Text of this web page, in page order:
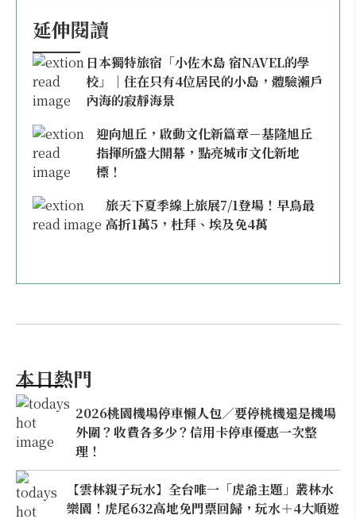
延伸閱讀
日本獨特旅宿「小佐木島 宿NAVEL的學
校」｜住在只有4位居民的小島，體驗瀨戶
內海的寂靜海景
迎向旭丘，啟動文化新篇章－基隆旭丘
指揮所盛大開幕，點亮城市文化新地
標！
旅天下夏季線上旅展7/1登場！早鳥最
高折1萬5，杜拜、埃及免4萬
本日熱門
2026桃園機場停車懶人包／要停桃機還是機場
外圍？收費各多少？信用卡停車優惠一次整
理！
【雲林親子玩水】全台唯一「虎爺主題」叢林水
樂園！虎尾632高地免門票回歸，玩水＋4大順遊